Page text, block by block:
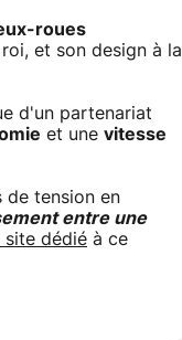
roues
et son design à la
d'un partenariat
et une vitesse
de tension en
entre une
site dédié à ce